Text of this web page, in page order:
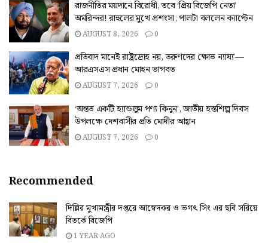
রাজনীতির ময়দানে বিরোধী, তবে ‘প্রিয় বিজেপি নেতা’
অমরিন্দর! রাহুলের মুখে প্রশংসা, পালটা বললেন ক্যাপ্টেন
AUGUST 8, 2026 0
প্রতিবাদ মানেই রাষ্ট্রদ্রোহ নয়, তরুণদের ক্ষোভ ন্যায্য’—
আরএসএস প্রধান মোহন ভাগবত
AUGUST 7, 2026 0
‘অন্তত একটি হ্যান্ডলুম পণ্য কিনুন’, জাতীয় হস্তশিল্প দিবস
উপলক্ষে দেশবাসীর প্রতি মোদীর আহ্বান
AUGUST 7, 2026 0
Recommended
দিল্লির মুখ্যমন্ত্রীর দপ্তরে আম্বেদকর ও ভগৎ সিং এর ছবি সরিয়ে
বিতর্কে বিজেপি
1 YEAR AGO